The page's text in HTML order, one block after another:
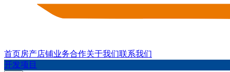
首页房产店铺业务合作关于我们联系我们
开发项目